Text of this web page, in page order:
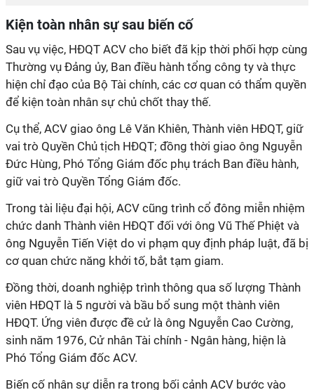
Kiện toàn nhân sự sau biến cố
Sau vụ việc, HĐQT ACV cho biết đã kịp thời phối hợp cùng
Thường vụ Đảng ủy, Ban điều hành tổng công ty và thực
hiện chỉ đạo của Bộ Tài chính, các cơ quan có thẩm quyền
để kiện toàn nhân sự chủ chốt thay thế.
Cụ thể, ACV giao ông Lê Văn Khiên, Thành viên HĐQT, giữ
vai trò Quyền Chủ tịch HĐQT; đồng thời giao ông Nguyễn
Đức Hùng, Phó Tổng Giám đốc phụ trách Ban điều hành,
giữ vai trò Quyền Tổng Giám đốc.
Trong tài liệu đại hội, ACV cũng trình cổ đông miễn nhiệm
chức danh Thành viên HĐQT đối với ông Vũ Thế Phiệt và
ông Nguyễn Tiến Việt do vi phạm quy định pháp luật, đã bị
cơ quan chức năng khởi tố, bắt tạm giam.
Đồng thời, doanh nghiệp trình thông qua số lượng Thành
viên HĐQT là 5 người và bầu bổ sung một thành viên
HĐQT. Ứng viên được đề cử là ông Nguyễn Cao Cường,
sinh năm 1976, Cử nhân Tài chính - Ngân hàng, hiện là
Phó Tổng Giám đốc ACV.
Biến cố nhân sự diễn ra trong bối cảnh ACV bước vào